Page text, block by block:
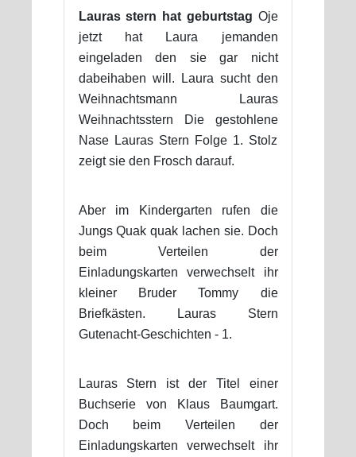
Lauras stern hat geburtstag Oje
jetzt hat Laura jemanden
eingeladen den sie gar nicht
dabeihaben will. Laura sucht den
Weihnachtsmann Lauras
Weihnachtsstern Die gestohlene
Nase Lauras Stern Folge 1. Stolz
zeigt sie den Frosch darauf.
Aber im Kindergarten rufen die
Jungs Quak quak lachen sie. Doch
beim Verteilen der
Einladungskarten verwechselt ihr
kleiner Bruder Tommy die
Briefkästen. Lauras Stern
Gutenacht-Geschichten - 1.
Lauras Stern ist der Titel einer
Buchserie von Klaus Baumgart.
Doch beim Verteilen der
Einladungskarten verwechselt ihr